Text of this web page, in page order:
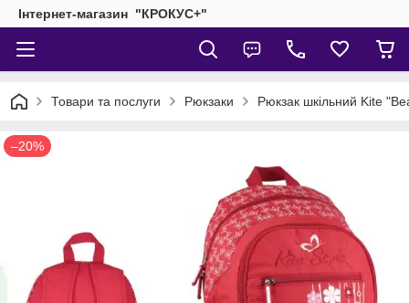
Інтернет-магазин "КРОКУС+"
Товари та послуги Рюкзаки Рюкзак шкільний Kite
–20%